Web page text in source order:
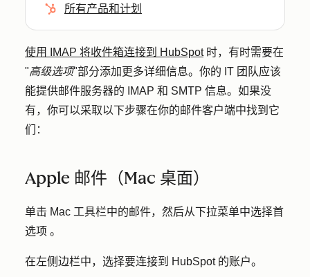
所有产品和计划
使用 IMAP 将收件箱连接到 HubSpot时，有时需要在
"高级选项"部分添加更多详细信息。 你的 IT 团队应该
能提供邮件服务器的 IMAP 和 SMTP 信息。如果没
有，你可以采取以下步骤在你的邮件客户端中找到它
们：
Apple 邮件（Mac 桌面）
单击 Mac 工具栏中的邮件，然后从下拉菜单中选择首
选项 。
在左侧边栏中，选择要连接到 HubSpot 的账户。